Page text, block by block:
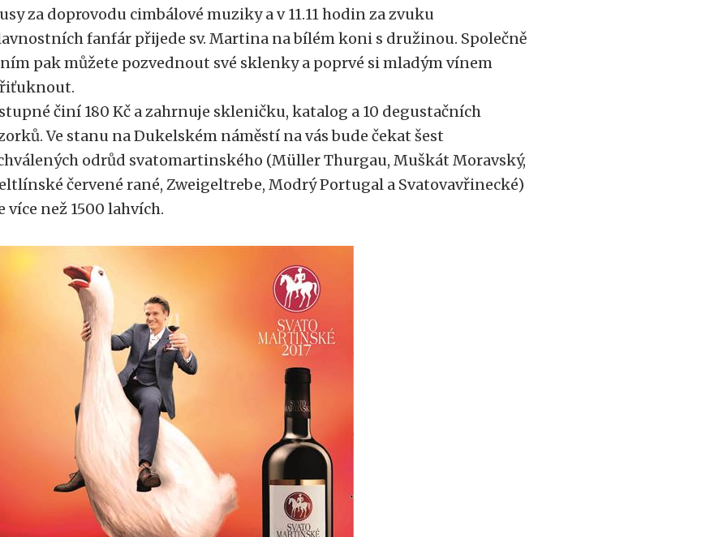
za doprovodu cimbálové muziky a v 11.11 hodin za zvuku
fanfár přijede sv. Martina na bílém koni s družinou. Společně
pak můžete pozvednout své sklenky a poprvé si mladým vínem
činí 180 Kč a zahrnuje skleničku, katalog a 10 degustačních
Ve stanu na Dukelském náměstí na vás bude čekat šest
odrůd svatomartinského (Müller Thurgau, Muškát Moravský,
červené rané, Zweigeltrebe, Modrý Portugal a Svatovavřinecké)
více než 1500 lahvích.